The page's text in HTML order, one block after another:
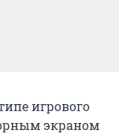
игрового
экраном